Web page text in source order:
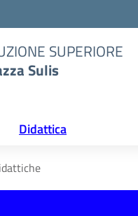
SUPERIORE
Sulis
Didattica